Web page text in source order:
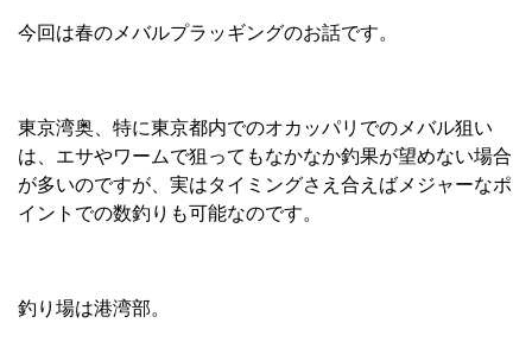
今回は春のメバルプラッギングのお話です。
東京湾奥、特に東京都内でのオカッパリでのメバル狙い
は、エサやワームで狙ってもなかなか釣果が望めない場合
が多いのですが、実はタイミングさえ合えばメジャーなポ
イントでの数釣りも可能なのです。
釣り場は港湾部。